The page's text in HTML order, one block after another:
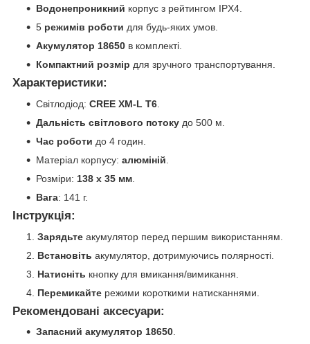
Водонепроникний корпус з рейтингом IPX4.
5 режимів роботи для будь-яких умов.
Акумулятор 18650 в комплекті.
Компактний розмір для зручного транспортування.
Характеристики:
Світлодіод: CREE XM-L T6
Дальність світлового потоку до 500 м.
Час роботи до 4 годин.
Матеріал корпусу: алюміній
Розміри: 138 x 35 мм
Вага: 141 г.
Інструкція:
Зарядьте акумулятор перед першим використанням.
Встановіть акумулятор, дотримуючись полярності.
Натисніть кнопку для вмикання/вимикання.
Перемикайте режими короткими натисканнями.
Рекомендовані аксесуари:
Запасний акумулятор 18650.